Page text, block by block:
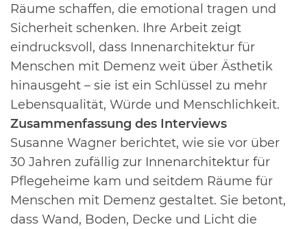
Räume schaffen, die emotional tragen und
Sicherheit schenken. Ihre Arbeit zeigt
eindrucksvoll, dass Innenarchitektur für
Menschen mit Demenz weit über Ästhetik
hinausgeht – sie ist ein Schlüssel zu mehr
Lebensqualität, Würde und Menschlichkeit.
Zusammenfassung des Interviews
Susanne Wagner berichtet, wie sie vor über
30 Jahren zufällig zur Innenarchitektur für
Pflegeheime kam und seitdem Räume für
Menschen mit Demenz gestaltet. Sie betont,
dass Wand, Boden, Decke und Licht die